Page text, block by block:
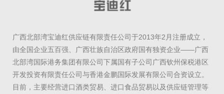
广西北部湾宝迪红供应链有限责任公司于2013年2月注册成立，
由全国企业五百强、广西壮族自治区政府国有独资企业——广西
北部湾国际港务集团有限公司下属国有子公司广西钦州保税港区
开发投资有限责任公司与香港金鹏国际发展有限公司合资设立。
目前，主要经营进口酒类贸易、进口食品贸易以及供应链管理等